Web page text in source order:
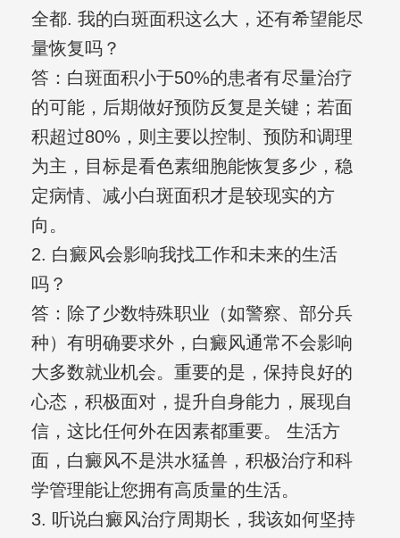
全都. 我的白斑面积这么大，还有希望能尽
量恢复吗？
答：白斑面积小于50%的患者有尽量治疗
的可能，后期做好预防反复是关键；若面
积超过80%，则主要以控制、预防和调理
为主，目标是看色素细胞能恢复多少，稳
定病情、减小白斑面积才是较现实的方
向。
2. 白癜风会影响我找工作和未来的生活
吗？
答：除了少数特殊职业（如警察、部分兵
种）有明确要求外，白癜风通常不会影响
大多数就业机会。重要的是，保持良好的
心态，积极面对，提升自身能力，展现自
信，这比任何外在因素都重要。 生活方
面，白癜风不是洪水猛兽，积极治疗和科
学管理能让您拥有高质量的生活。
3. 听说白癜风治疗周期长，我该如何坚持